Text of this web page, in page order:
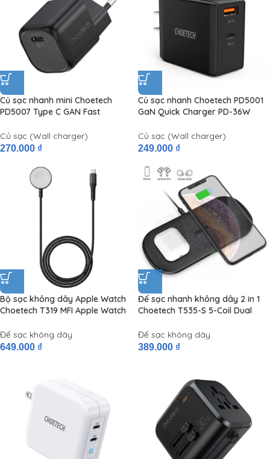
Củ sạc nhanh mini Choetech
PD5007 Type C GAN Fast
Củ sạc (Wall charger)
270.000 ₫
Củ sạc nhanh Choetech PD5001
GaN Quick Charger PD-36W
Charger)
Củ sạc (Wall charger)
249.000 ₫
Bộ sạc không dây Apple Watch
Choetech T319 MFI Apple Watch
Đế sạc không dây
649.000 ₫
Đế sạc nhanh không dây 2 in 1
Choetech T535-S 5-Coil Dual
Đế sạc không dây
389.000 ₫